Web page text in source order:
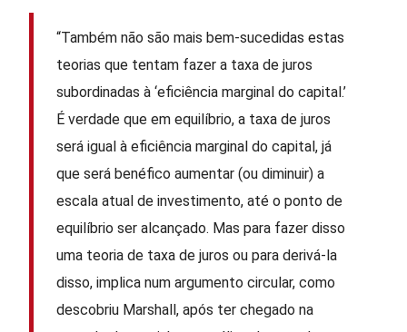
“Também não são mais bem-sucedidas estas
teorias que tentam fazer a taxa de juros
subordinadas à ‘eficiência marginal do capital.’
É verdade que em equilíbrio, a taxa de juros
será igual à eficiência marginal do capital, já
que será benéfico aumentar (ou diminuir) a
escala atual de investimento, até o ponto de
equilíbrio ser alcançado. Mas para fazer disso
uma teoria de taxa de juros ou para derivá-la
disso, implica num argumento circular, como
descobriu Marshall, após ter chegado na